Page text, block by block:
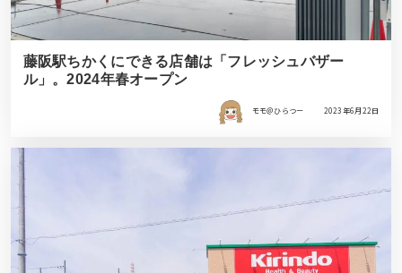
藤阪駅ちかくにできる店舗は「フレッシュバザー
ル」。2024年春オープン
モモ＠ひらつー 2023年6月22日